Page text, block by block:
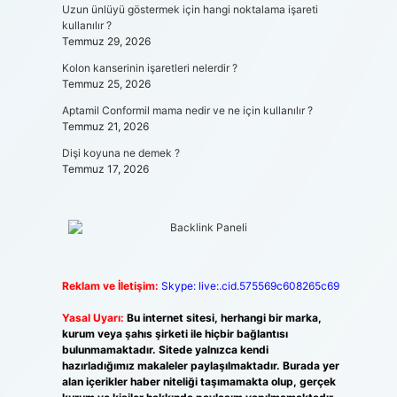
Uzun ünlüyü göstermek için hangi noktalama işareti
kullanılır ?
Temmuz 29, 2026
Kolon kanserinin işaretleri nelerdir ?
Temmuz 25, 2026
Aptamil Conformil mama nedir ve ne için kullanılır ?
Temmuz 21, 2026
Dişi koyuna ne demek ?
Temmuz 17, 2026
Reklam ve İletişim: Skype: live:.cid.575569c608265c69
Yasal Uyarı: Bu internet sitesi, herhangi bir marka,
kurum veya şahıs şirketi ile hiçbir bağlantısı
bulunmamaktadır. Sitede yalnızca kendi
hazırladığımız makaleler paylaşılmaktadır. Burada yer
alan içerikler haber niteliği taşımamakta olup, gerçek